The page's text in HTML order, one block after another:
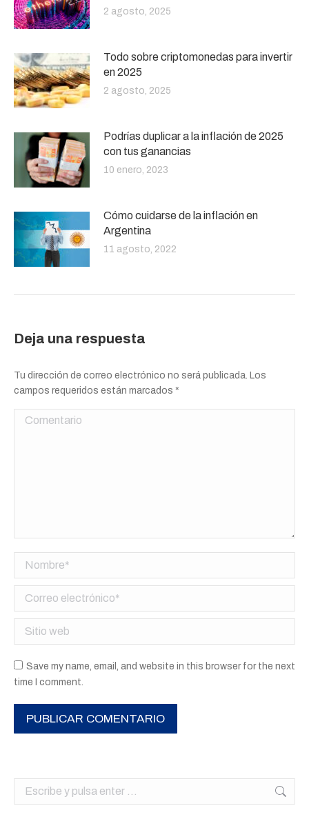
2 agosto, 2025
Todo sobre criptomonedas para invertir
en 2025
2 agosto, 2025
Podrías duplicar a la inflación de 2025
con tus ganancias
10 enero, 2023
Cómo cuidarse de la inflación en
Argentina
11 agosto, 2022
Deja una respuesta
Tu dirección de correo electrónico no será publicada. Los
campos requeridos están marcados *
Comentario
Nombre *
Correo electrónico *
Sitio web
Save my name, email, and website in this browser for the next
time I comment.
PUBLICAR COMENTARIO
Buscar: